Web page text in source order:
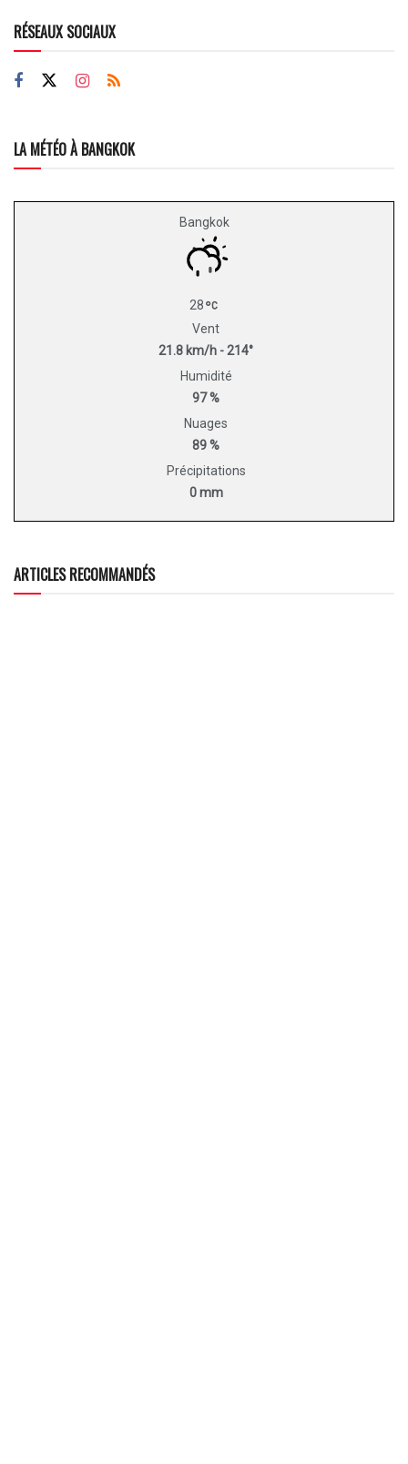
RÉSEAUX SOCIAUX
LA MÉTÉO À BANGKOK
Bangkok
28
Vent
21.8 km/h - 214°
Humidité
97 %
Nuages
89 %
Précipitations
0 mm
ARTICLES RECOMMANDÉS